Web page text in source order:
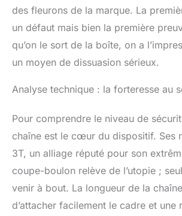
des fleurons de la marque. La
un défaut mais bien la première
qu’on le sort de la boîte, on a
un moyen de dissuasion sérieux.
Analyse technique : la forteresse au
Pour comprendre le niveau de
chaîne est le cœur du dispositif. Ses
3T, un alliage réputé pour son
coupe-boulon relève de l’utopie ;
venir à bout. La longueur de la
d’attacher facilement le cadre et